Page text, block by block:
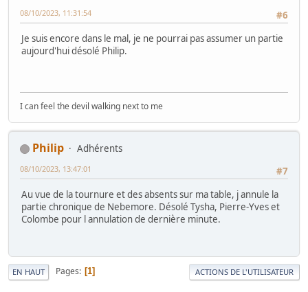
#6
08/10/2023, 11:31:54
Je suis encore dans le mal, je ne pourrai pas assumer un partie
aujourd'hui désolé Philip.
I can feel the devil walking next to me
Philip
Adhérents
#7
08/10/2023, 13:47:01
Au vue de la tournure et des absents sur ma table, j annule la
partie chronique de Nebemore. Désolé Tysha, Pierre-Yves et
Colombe pour l annulation de dernière minute.
EN HAUT Pages 1 ACTIONS DE L'UTILISATEUR